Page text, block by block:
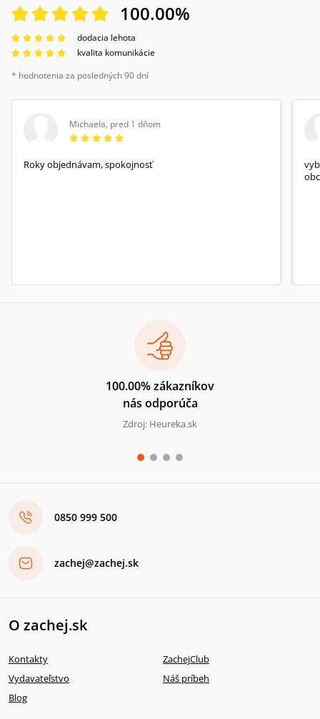
100.00%
dodacia lehota
kvalita komunikácie
* hodnotenia za posledných 90 dní
Michaela, pred 1 dňom
Roky objednávam, spokojnosť
100.00% zákazníkov
nás odporúča
Zdroj: Heureka.sk
0850 999 500
zachej@zachej.sk
O zachej.sk
Kontakty
ZachejClub
Vydavateľstvo
Náš príbeh
Blog